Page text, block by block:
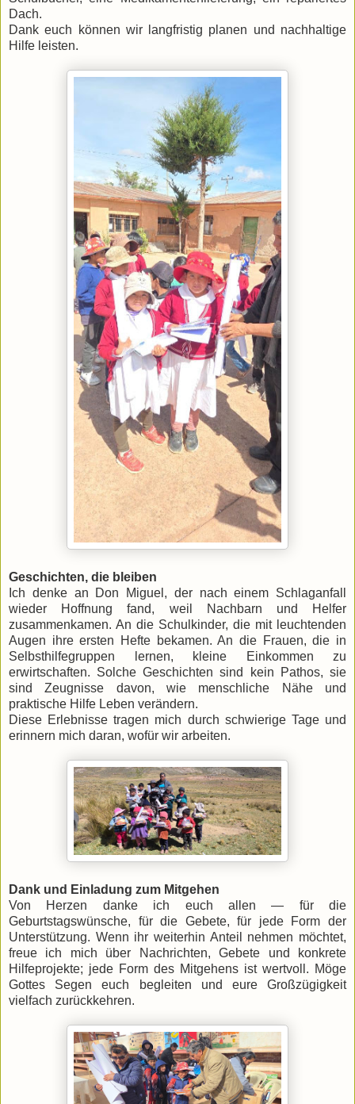
Dach.
Dank euch können wir langfristig planen und nachhaltige
Hilfe leisten.
Geschichten, die bleiben
Ich denke an Don Miguel, der nach einem Schlaganfall
wieder Hoffnung fand, weil Nachbarn und Helfer
zusammenkamen. An die Schulkinder, die mit leuchtenden
Augen ihre ersten Hefte bekamen. An die Frauen, die in
Selbsthilfegruppen lernen, kleine Einkommen zu
erwirtschaften. Solche Geschichten sind kein Pathos, sie
sind Zeugnisse davon, wie menschliche Nähe und
praktische Hilfe Leben verändern.
Diese Erlebnisse tragen mich durch schwierige Tage und
erinnern mich daran, wofür wir arbeiten.
Dank und Einladung zum Mitgehen
Von Herzen danke ich euch allen — für die
Geburtstagswünsche, für die Gebete, für jede Form der
Unterstützung. Wenn ihr weiterhin Anteil nehmen möchtet,
freue ich mich über Nachrichten, Gebete und konkrete
Hilfeprojekte; jede Form des Mitgehens ist wertvoll. Möge
Gottes Segen euch begleiten und eure Großzügigkeit
vielfach zurückkehren.